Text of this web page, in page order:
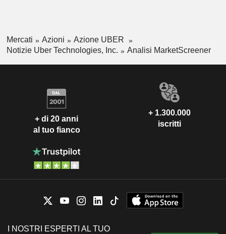
Mercati Azioni
Azione UBER
Notizie Uber Technologies, Inc.
Analisi MarketScreener
+ di 20 anni
al tuo fianco
+ 1.300.000
iscritti
I NOSTRI ESPERTI AL TUO